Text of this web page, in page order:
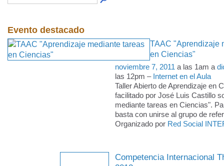
Evento destacado
TAAC "Aprendizaje
en Ciencias"
noviembre 7, 2011 a las 1am a
las 12pm – Internet en el Aula
Taller Abierto de Aprendizaje en
facilitado por José Luis Castillo
mediante tareas en Ciencias".
basta con unirse al grupo de
Organizado por Red Social
Competencia Internacional